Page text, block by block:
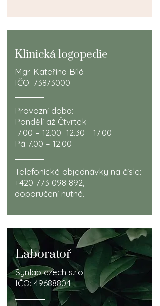
Klinická logopedie
Mgr. Kateřina Bílá
IČO: 73873000
Provozní doba:
Pondělí až Čtvrtek
7.00 – 12.00 12.30 - 17.00
Pá 7.00 – 12.00
Telefonické objednávky na čísle:
+420 773 098 892
doporučení nutné.
Laboratoř
Synlab czech s.r.o.
IČO: 49688804